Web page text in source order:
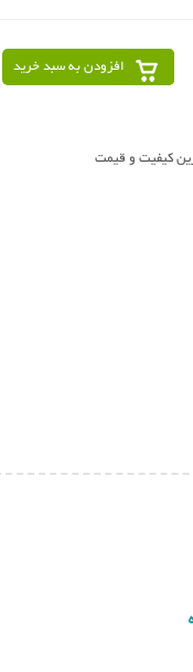
افزودن به سبد خرید
کیفیت و قیمت